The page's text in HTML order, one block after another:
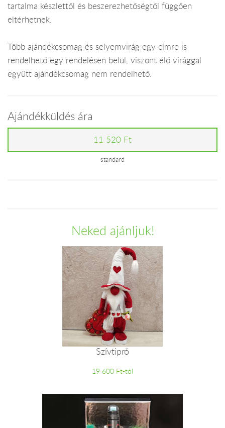
tartalma készlettől és beszerezhetőségtől függően
eltérhetnek.
Több ajándékcsomag és selyemvirág egy címre is
rendelhető egy rendelésen belül, viszont élő virággal
együtt ajándékcsomag nem rendelhető.
Ajándékküldés ára
11 520 Ft
standard
Neked ajánljuk!
Szívtipró
19 600 Ft-tól